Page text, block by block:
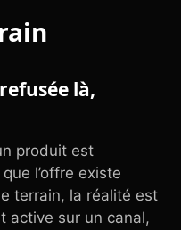
là,
produit est
l’offre existe
terrain, la réalité est
active sur un canal,